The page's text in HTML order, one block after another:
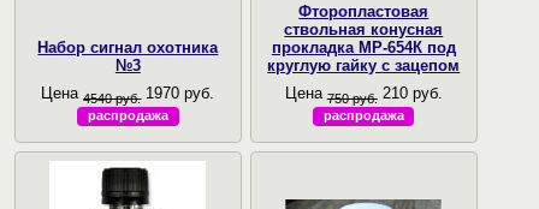
Набор сигнал охотника
№3
Цена 4540 руб. 1970 руб.
распродажа
Фторопластовая
ствольная конусная
прокладка МР-654К под
круглую гайку с зацепом
Цена 750 руб. 210 руб.
распродажа